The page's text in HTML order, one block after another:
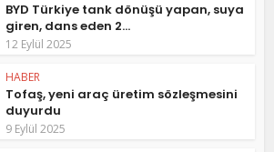
BYD Türkiye tank dönüşü yapan, suya
giren, dans eden 2...
12 Eylül 2025
HABER
Tofaş, yeni araç üretim sözleşmesini
duyurdu
9 Eylül 2025